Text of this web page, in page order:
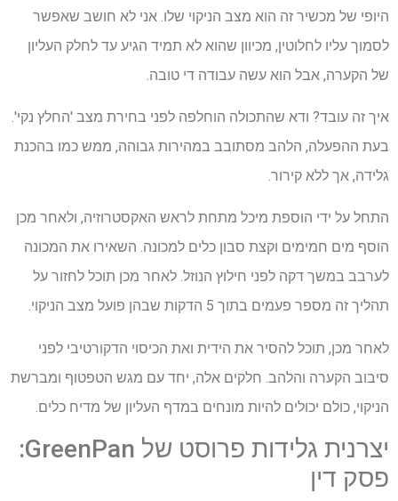
היופי של מכשיר זה הוא מצב הניקוי שלו. אני לא חושב שאפשר
לסמוך עליו לחלוטין, מכיוון שהוא לא תמיד הגיע עד לחלק העליון
של הקערה, אבל הוא עשה עבודה די טובה.
איך זה עובד? ודא שהתכולה הוחלפה לפני בחירת מצב 'החלץ נקי'.
בעת ההפעלה, הלהב מסתובב במהירות גבוהה, ממש כמו בהכנת
גלידה, אך ללא קירור.
התחל על ידי הוספת מיכל מתחת לראש האקסטרוזיה, ולאחר מכן
הוסף מים חמימים וקצת סבון כלים למכונה. השאירו את המכונה
לערבב במשך דקה לפני חילוץ הנוזל. לאחר מכן תוכל לחזור על
תהליך זה מספר פעמים בתוך 5 הדקות שבהן פועל מצב הניקוי.
לאחר מכן, תוכל להסיר את הידית ואת הכיסוי הדקורטיבי לפני
סיבוב הקערה והלהב. חלקים אלה, יחד עם מגש הטפטוף ומברשת
הניקוי, כולם יכולים להיות מונחים במדף העליון של מדיח כלים.
יצרנית גלידות פרוסט של GreenPan:
פסק דין